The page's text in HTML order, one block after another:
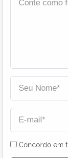
Concordo em